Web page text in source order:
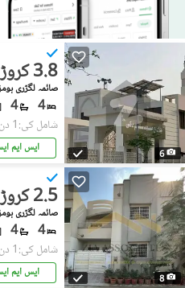
6
3.8 کروڑ
صائمہ لگژری
4
4
شامل کی:1 دن پہل
ایس ایم
8
2.5 کروڑ
صائمہ لگژری
4
4
شامل کی:1 دن پہل
ایس ایم